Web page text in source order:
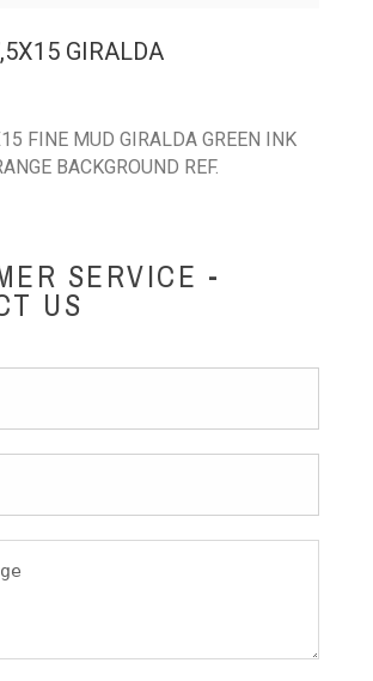
GIRALDA
FINE MUD GIRALDA GREEN INK
BACKGROUND REF.
SERVICE -
US